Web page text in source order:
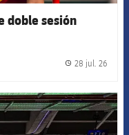
doble sesión
28 jul. 26
badge